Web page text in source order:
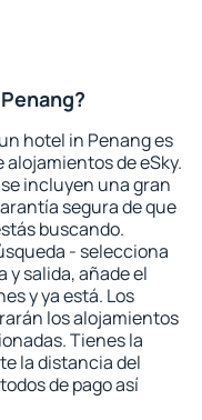
hotel in Penang es
de eSky.
incluyen una gran
segura de que
buscando.
- selecciona
y salida, añade el
y ya está. Los
los alojamientos
Tienes la
la distancia del
de pago así